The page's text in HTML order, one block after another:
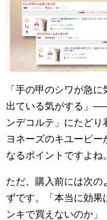
「手の甲のシワが急
出ている気がする」
ンデコルテ」にたど
ヨネーズのキユーピー
なるポイントですよね。
ただ、購入前には次の
ずです。「本当に効果
ンキで買えないのか」